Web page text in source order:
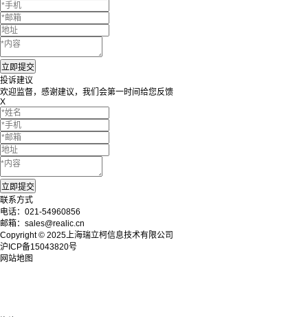
投诉建议
欢迎监督，感谢建议，我们会第一时间给您反馈
X
联系方式
电话：021-54960856
邮箱：sales@realic.cn
Copyright © 2025上海瑞立柯信息技术有限公司
沪ICP备15043820号
网站地图